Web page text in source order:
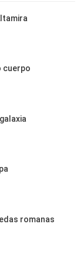
cuerpo
romanas